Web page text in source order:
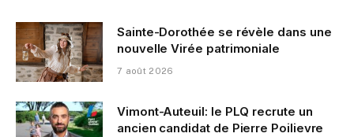
Sainte-Dorothée se révèle dans une
nouvelle Virée patrimoniale
7 août 2026
Vimont-Auteuil: le PLQ recrute un
ancien candidat de Pierre Poilievre